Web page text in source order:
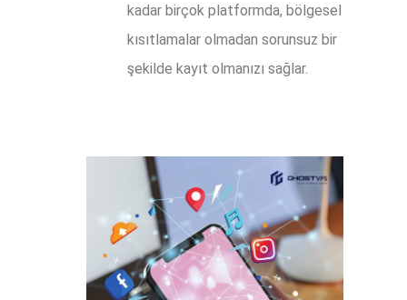
kadar birçok platformda, bölgesel
kısıtlamalar olmadan sorunsuz bir
şekilde kayıt olmanızı sağlar.